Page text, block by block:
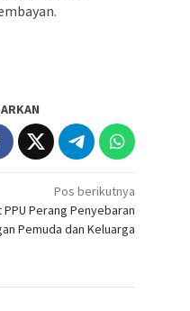
Pos berikutnya
Perang Penyebaran
Pemuda dan Keluarga